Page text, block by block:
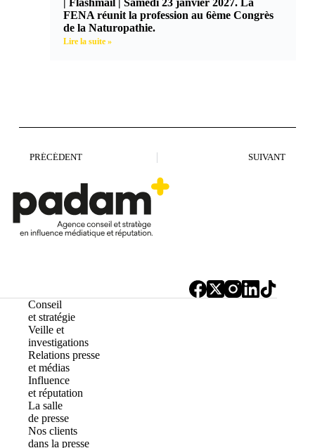
FENA réunit la profession au 6ème Congrès
de la Naturopathie.
Lire la suite »
PRÉCÉDENT SUIVANT
Conseil
et stratégie
Veille et
investigations
Relations presse
et médias
Influence
et réputation
La salle
de presse
Nos clients
dans la presse